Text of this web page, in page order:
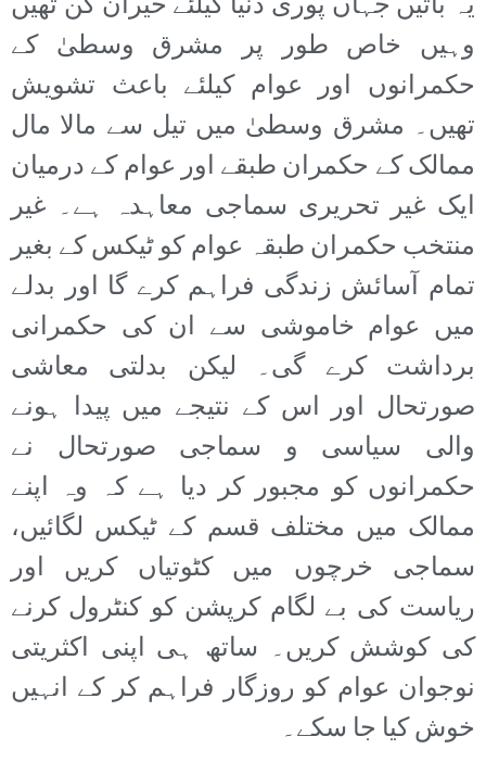
وہیں خاص طور پر مشرق وسطیٰ کے
حکمرانوں اور عوام کیلئے باعث تشویش
تھیں۔ مشرق وسطیٰ میں تیل سے مالا مال
ممالک کے حکمران طبقے اور عوام کے درمیان
ایک غیر تحریری سماجی معاہدہ ہے۔ غیر
منتخب حکمران طبقہ عوام کو ٹیکس کے بغیر
تمام آسائش زندگی فراہم کرے گا اور بدلے
میں عوام خاموشی سے ان کی حکمرانی
برداشت کرے گی۔ لیکن بدلتی معاشی
صورتحال اور اس کے نتیجے میں پیدا ہونے
والی سیاسی و سماجی صورتحال نے
حکمرانوں کو مجبور کر دیا ہے کہ وہ اپنے
ممالک میں مختلف قسم کے ٹیکس لگائیں،
سماجی خرچوں میں کٹوتیاں کریں اور
ریاست کی بے لگام کرپشن کو کنٹرول کرنے
کی کوشش کریں۔ ساتھ ہی اپنی اکثریتی
نوجوان عوام کو روزگار فراہم کر کے انہیں
خوش کیا جا سکے۔